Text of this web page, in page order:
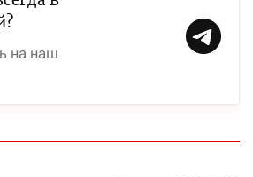
на наш